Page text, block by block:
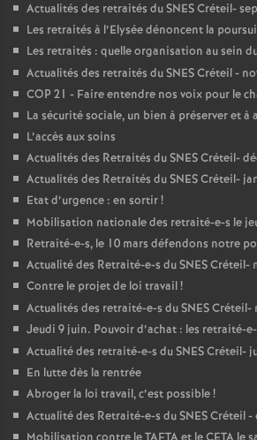
Actualités des retraités duSNESCréteil-
Les retraités à l’Elysée dénoncent la
Les retraités : quelle organisation au sein
Actualités des retraités duSNESCréteil -
COP21 - Faire entendre nos voix pour le
La sécurité sociale, un bien à préserver et à
L’accès aux soins
Actualités des Retraités duSNESCréteil-
Actualités des Retraités duSNESCréteil-
Etat d’urgence : en sortir!
Mobilisation nationale des retraité-e-s le
Retraité-e-s, le 10 mars défendons notre
Actualité des Retraité-e-s duSNESCréteil-
Contre le projet de loi travail!
Actualités des retraité-e-s duSNESCréteil-
Jeudi 9 juin. Pouvoir d’achat : les retraité-
Actualité des retraité-e-s duSNESCréteil-
En lutte dès la rentrée
Abroger la loi travail, c’est possible!
Actualité des Retraité-e-s duSNESCréteil -